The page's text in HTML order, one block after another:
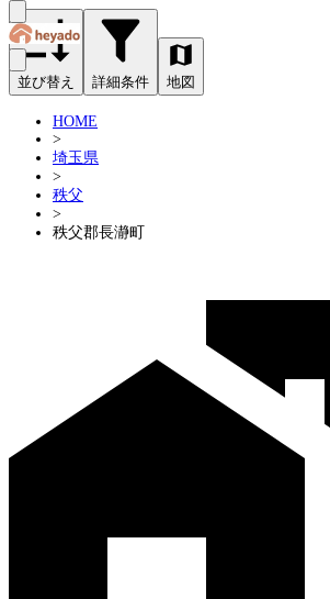
並び替え 詳細条件 地図
HOME
>
埼玉県
>
秩父
>
秩父郡長瀞町